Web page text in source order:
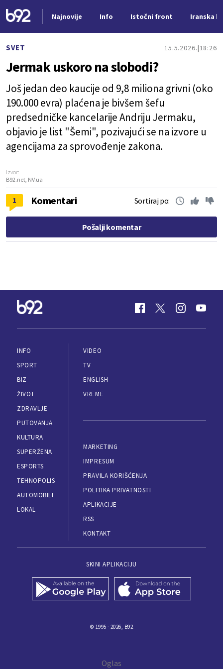
Najnovije Info Istočni front Iranska
SVET 15.5.2026. 18:26
Jermak uskoro na slobodi?
Još jedan deo kaucije od 9,8 miliona grivni (oko
190.000 evra) plaćena je bivšem šefu
predsedničke kancelarije Andriju Jermaku,
objavio je list "Šemi", pozivajući se na izvore u
agencijama za sprovođenje zakona.
Izvor:
B92.net, NV.ua
1 Komentari Sortiraj po:
Pošalji komentar
INFO
SPORT
BIZ
ŽIVOT
ZDRAVLJE
PUTOVANJA
KULTURA
SUPERŽENA
ESPORTS
TEHNOPOLIS
AUTOMOBILI
LOKAL
VIDEO
TV
ENGLISH
VREME
MARKETING
IMPRESUM
PRAVILA KORIŠĆENJA
POLITIKA PRIVATNOSTI
APLIKACIJE
RSS
KONTAKT
SKINI APLIKACIJU
© 1995 - 2026, B92